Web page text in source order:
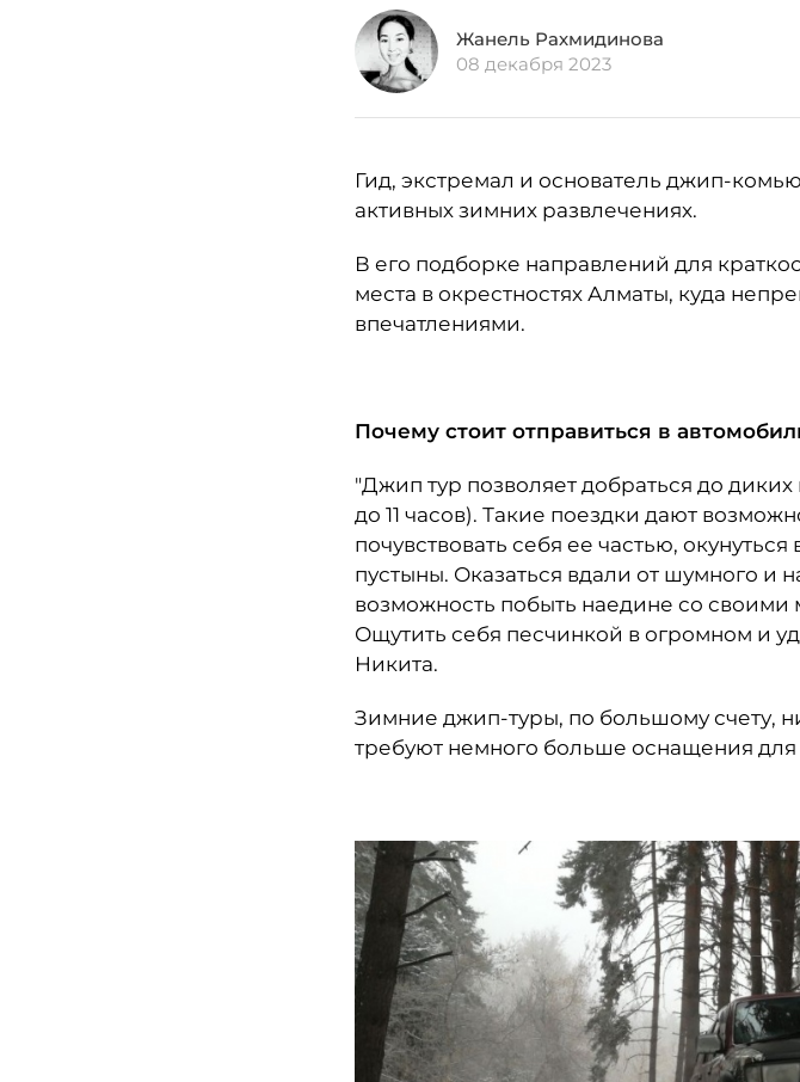
Жанель Рахмидинова
08 декабря 2023
Гид, экстремал и основатель джип-
активных зимних развлечениях.
В его подборке направлений для
места в окрестностях Алматы, куда
впечатлениями.
Почему стоит отправиться в
"Джип тур позволяет добраться до
до 11 часов). Такие поездки дают
почувствовать себя ее частью,
пустыны. Оказаться вдали от шумного и
возможность побыть наедине со своими
Ощутить себя песчинкой в огромном и
Никита.
Зимние джип-туры, по большому счету,
требуют немного больше оснащения